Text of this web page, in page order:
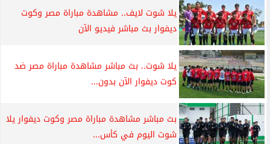
يلا شوت لايف.. مشاهدة مباراة مصر وكوت
ديفوار بث مباشر فيديو الآن
يلا شوت.. بث مباشر مشاهدة مباراة مصر ضد
كوت ديفوار الآن بدون...
بث مباشر مشاهدة مباراة مصر وكوت ديفوار يلا
شوت اليوم في كأس...